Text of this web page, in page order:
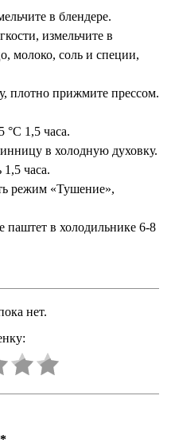
в блендере.
измельчите в
молоко, соль и специи,
плотно прижмите прессом.
°C 1,5 часа.
в холодную духовку.
1,5 часа.
режим «Тушение»,
паштет в холодильнике 6-8
нет.